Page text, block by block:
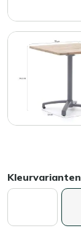
Kleurvarianten